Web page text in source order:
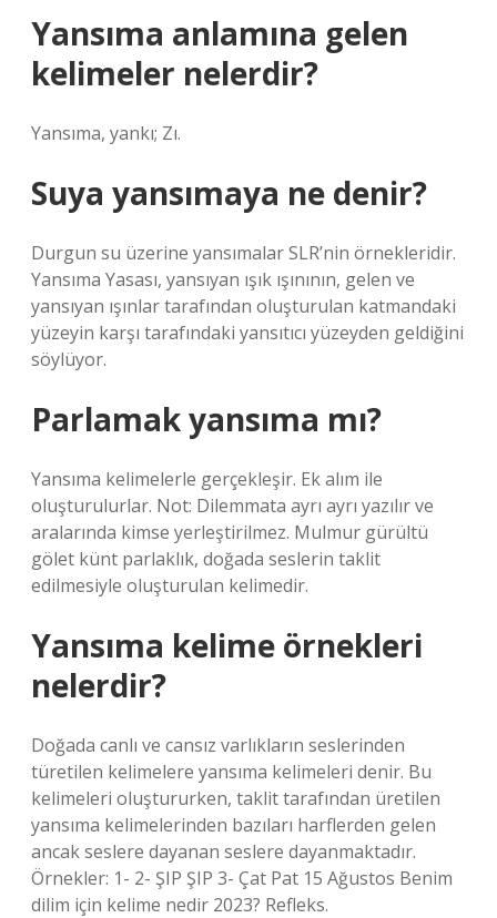
Yansıma anlamına gelen
kelimeler nelerdir?
Yansıma, yankı; Zı.
Suya yansımaya ne denir?
Durgun su üzerine yansımalar SLR’nin örnekleridir.
Yansıma Yasası, yansıyan ışık ışınının, gelen ve
yansıyan ışınlar tarafından oluşturulan katmandaki
yüzeyin karşı tarafındaki yansıtıcı yüzeyden geldiğini
söylüyor.
Parlamak yansıma mı?
Yansıma kelimelerle gerçekleşir. Ek alım ile
oluşturulurlar. Not: Dilemmata ayrı ayrı yazılır ve
aralarında kimse yerleştirilmez. Mulmur gürültü
gölet künt parlaklık, doğada seslerin taklit
edilmesiyle oluşturulan kelimedir.
Yansıma kelime örnekleri
nelerdir?
Doğada canlı ve cansız varlıkların seslerinden
türetilen kelimelere yansıma kelimeleri denir. Bu
kelimeleri oluştururken, taklit tarafından üretilen
yansıma kelimelerinden bazıları harflerden gelen
ancak seslere dayanan seslere dayanmaktadır.
Örnekler: 1- 2- ŞIP ŞIP 3- Çat Pat 15 Ağustos Benim
dilim için kelime nedir 2023? Refleks.